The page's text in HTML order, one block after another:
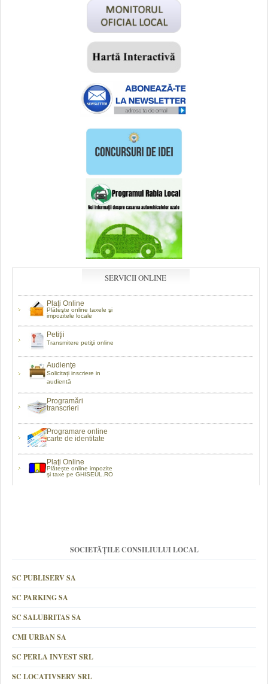
SERVICII ONLINE
Plaţi Online
Plăteşte online taxele şi
impozitele locale
Petiţii
Transmitere petiţii online
Audienţe
Solicitaţi inscriere in
audientă
Programări
transcrieri
Programare online
carte de identitate
Plaţi Online
Plătește online impozite
şi taxe pe GHISEUL.RO
SOCIETĂȚILE CONSILIULUI LOCAL
SC PUBLISERV SA
SC PARKING SA
SC SALUBRITAS SA
CMI URBAN SA
SC PERLA INVEST SRL
SC LOCATIVSERV SRL